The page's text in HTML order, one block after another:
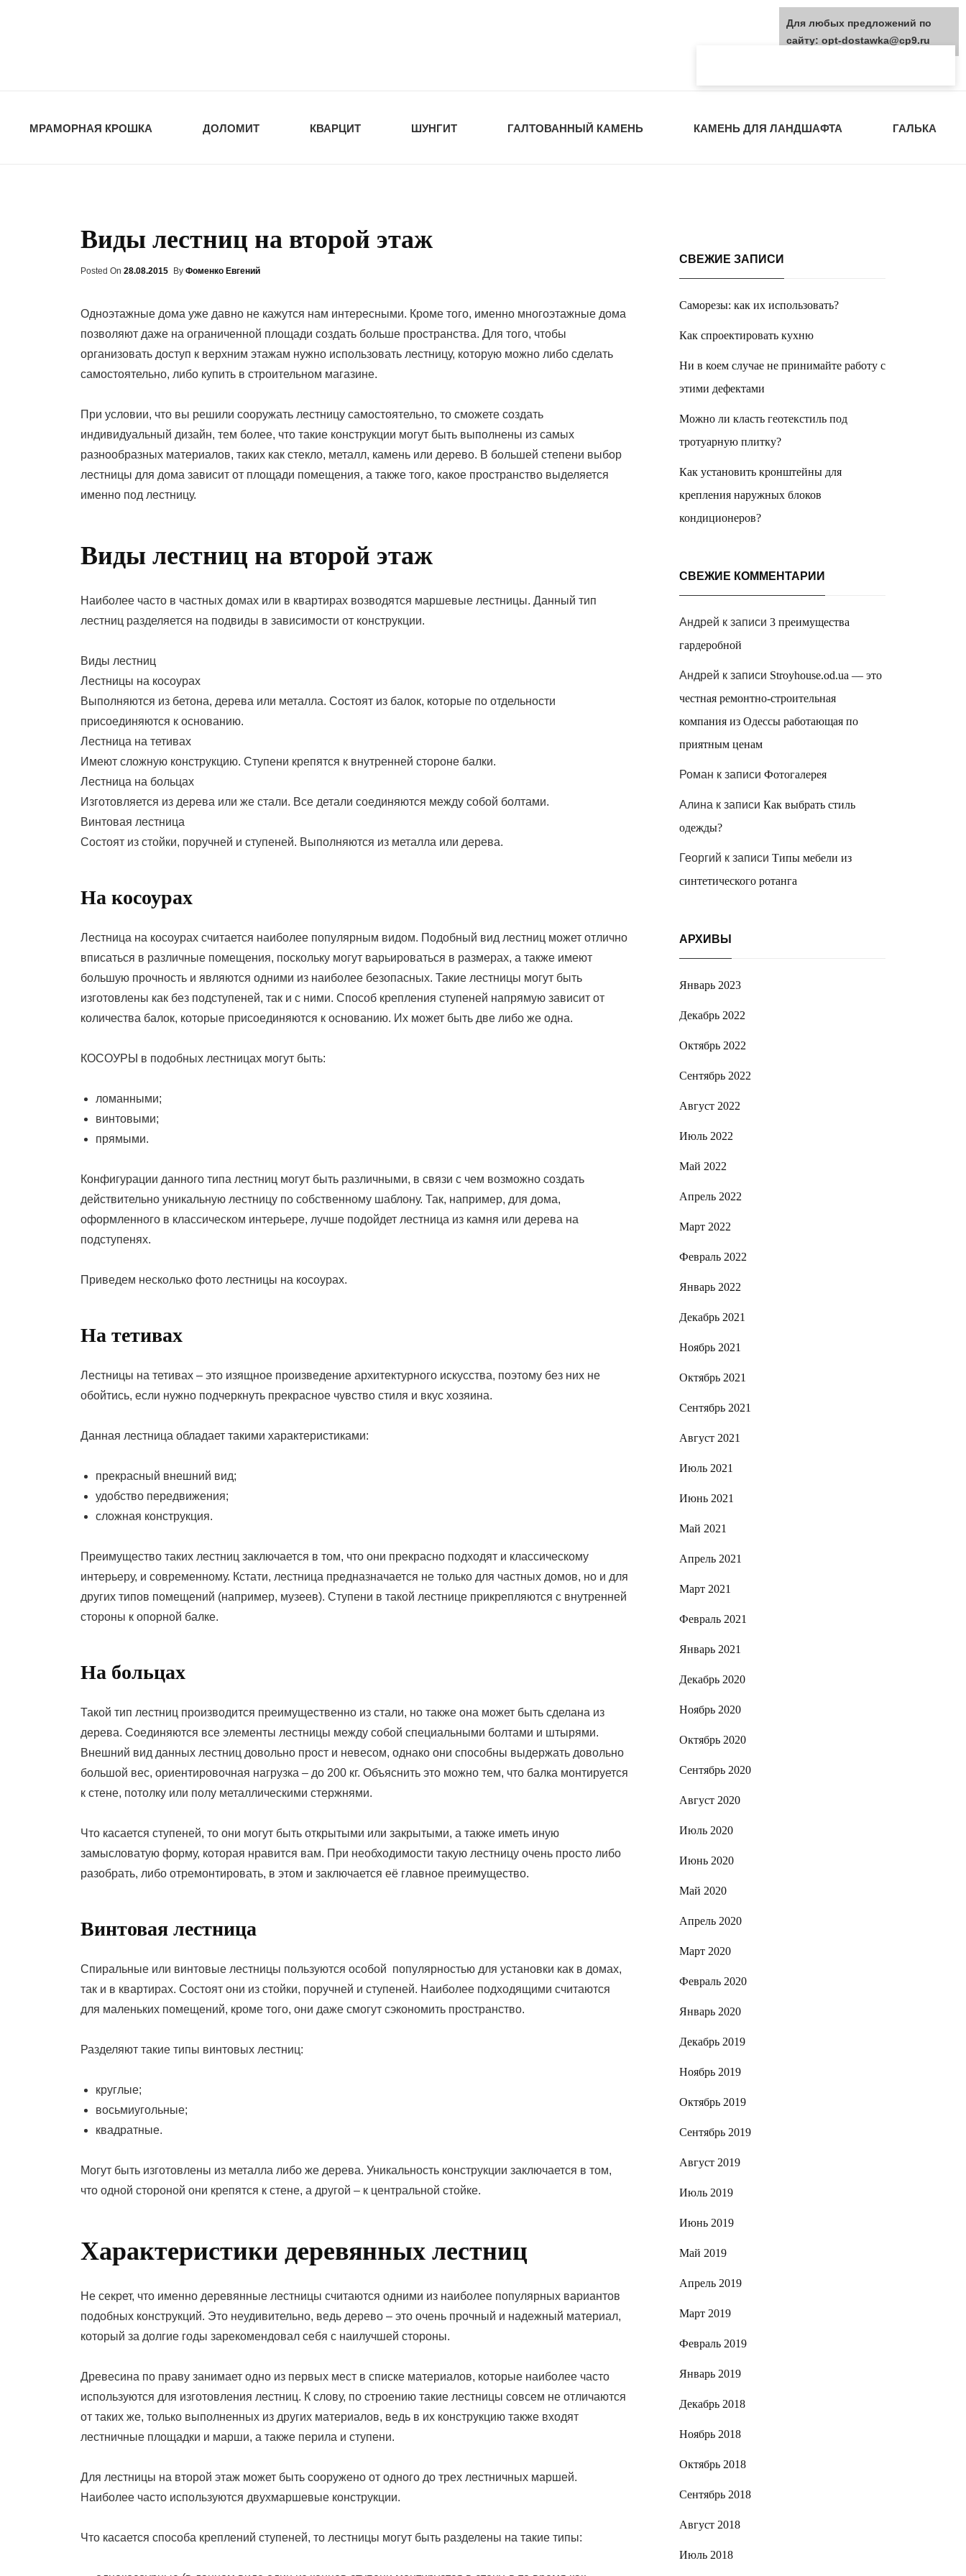
МРАМОРНАЯ КРОШКА ДОЛОМИТ КВАРЦИТ ШУНГИТ ГАЛТОВАННЫЙ КАМЕНЬ КАМЕНЬ ДЛЯ ЛАНДШАФТА ГАЛЬКА
Виды лестниц на второй этаж
Posted On Posted
28.08.2015 By Фоменко Евгений
Одноэтажные дома уже давно не кажутся нам интересными. Кроме того, именно многоэтажные дома
позволяют даже на ограниченной площади создать больше пространства. Для того, чтобы
организовать доступ к верхним этажам нужно использовать лестницу, которую можно либо сделать
самостоятельно, либо купить в строительном магазине.
При условии, что вы решили сооружать лестницу самостоятельно, то сможете создать
индивидуальный дизайн, тем более, что такие конструкции могут быть выполнены из самых
разнообразных материалов, таких как стекло, металл, камень или дерево. В большей степени выбор
лестницы для дома зависит от площади помещения, а также того, какое пространство выделяется
именно под лестницу.
Виды лестниц на второй этаж
Наиболее часто в частных домах или в квартирах возводятся маршевые лестницы. Данный тип
лестниц разделяется на подвиды в зависимости от конструкции.
Виды лестниц
Лестницы на косоурах
Выполняются из бетона, дерева или металла. Состоят из балок, которые по отдельности
присоединяются к основанию.
Лестница на тетивах
Имеют сложную конструкцию. Ступени крепятся к внутренней стороне балки.
Лестница на больцах
Изготовляется из дерева или же стали. Все детали соединяются между собой болтами.
Винтовая лестница
Состоят из стойки, поручней и ступеней. Выполняются из металла или дерева.
На косоурах
Лестница на косоурах считается наиболее популярным видом. Подобный вид лестниц может отлично
вписаться в различные помещения, поскольку могут варьироваться в размерах, а также имеют
большую прочность и являются одними из наиболее безопасных. Такие лестницы могут быть
изготовлены как без подступеней, так и с ними. Способ крепления ступеней напрямую зависит от
количества балок, которые присоединяются к основанию. Их может быть две либо же одна.
КОСОУРЫ в подобных лестницах могут быть:
ломанными;
винтовыми;
прямыми.
Конфигурации данного типа лестниц могут быть различными, в связи с чем возможно создать
действительно уникальную лестницу по собственному шаблону. Так, например, для дома,
оформленного в классическом интерьере, лучше подойдет лестница из камня или дерева на
подступенях.
Приведем несколько фото лестницы на косоурах.
На тетивах
Лестницы на тетивах – это изящное произведение архитектурного искусства, поэтому без них не
обойтись, если нужно подчеркнуть прекрасное чувство стиля и вкус хозяина.
Данная лестница обладает такими характеристиками:
прекрасный внешний вид;
удобство передвижения;
сложная конструкция.
Преимущество таких лестниц заключается в том, что они прекрасно подходят и классическому
интерьеру, и современному. Кстати, лестница предназначается не только для частных домов, но и для
других типов помещений (например, музеев). Ступени в такой лестнице прикрепляются с внутренней
стороны к опорной балке.
На больцах
Такой тип лестниц производится преимущественно из стали, но также она может быть сделана из
дерева. Соединяются все элементы лестницы между собой специальными болтами и штырями.
Внешний вид данных лестниц довольно прост и невесом, однако они способны выдержать довольно
большой вес, ориентировочная нагрузка – до 200 кг. Объяснить это можно тем, что балка монтируется
к стене, потолку или полу металлическими стержнями.
Что касается ступеней, то они могут быть открытыми или закрытыми, а также иметь иную
замысловатую форму, которая нравится вам. При необходимости такую лестницу очень просто либо
разобрать, либо отремонтировать, в этом и заключается её главное преимущество.
Винтовая лестница
Спиральные или винтовые лестницы пользуются особой популярностью для установки как в домах,
так и в квартирах. Состоят они из стойки, поручней и ступеней. Наиболее подходящими считаются
для маленьких помещений, кроме того, они даже смогут сэкономить пространство.
Разделяют такие типы винтовых лестниц:
круглые;
восьмиугольные;
квадратные.
Могут быть изготовлены из металла либо же дерева. Уникальность конструкции заключается в том,
что одной стороной они крепятся к стене, а другой – к центральной стойке.
Характеристики деревянных лестниц
Не секрет, что именно деревянные лестницы считаются одними из наиболее популярных вариантов
подобных конструкций. Это неудивительно, ведь дерево – это очень прочный и надежный материал,
который за долгие годы зарекомендовал себя с наилучшей стороны.
Древесина по праву занимает одно из первых мест в списке материалов, которые наиболее часто
используются для изготовления лестниц. К слову, по строению такие лестницы совсем не отличаются
от таких же, только выполненных из других материалов, ведь в их конструкцию также входят
лестничные площадки и марши, а также перила и ступени.
Для лестницы на второй этаж может быть сооружено от одного до трех лестничных маршей.
Наиболее часто используются двухмаршевые конструкции.
Что касается способа креплений ступеней, то лестницы могут быть разделены на такие типы:
СВЕЖИЕ ЗАПИСИ
Саморезы: как их использовать?
Как спроектировать кухню
Ни в коем случае не принимайте работу с
этими дефектами
Можно ли класть геотекстиль под
тротуарную плитку?
Как установить кронштейны для
крепления наружных блоков
кондиционеров?
СВЕЖИЕ КОММЕНТАРИИ
Андрей к записи 3 преимущества
гардеробной
Андрей к записи Stroyhouse.od.ua — это
честная ремонтно-строительная
компания из Одессы работающая по
приятным ценам
Роман к записи Фотогалерея
Алина к записи Как выбрать стиль
одежды?
Георгий к записи Типы мебели из
синтетического ротанга
АРХИВЫ
Январь 2023
Декабрь 2022
Октябрь 2022
Сентябрь 2022
Август 2022
Июль 2022
Май 2022
Апрель 2022
Март 2022
Февраль 2022
Январь 2022
Декабрь 2021
Ноябрь 2021
Октябрь 2021
Сентябрь 2021
Август 2021
Июль 2021
Июнь 2021
Май 2021
Апрель 2021
Март 2021
Февраль 2021
Январь 2021
Декабрь 2020
Ноябрь 2020
Октябрь 2020
Сентябрь 2020
Август 2020
Июль 2020
Июнь 2020
Май 2020
Апрель 2020
Март 2020
Февраль 2020
Январь 2020
Декабрь 2019
Ноябрь 2019
Октябрь 2019
Сентябрь 2019
Август 2019
Июль 2019
Июнь 2019
Май 2019
Апрель 2019
Март 2019
Февраль 2019
Январь 2019
Декабрь 2018
Ноябрь 2018
Октябрь 2018
Сентябрь 2018
Август 2018
Июль 2018
Для любых предложений по
сайту: opt-dostawka@cp9.ru